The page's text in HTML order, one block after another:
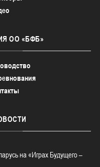
ОО «БФБ»
на «Играх Будущего –